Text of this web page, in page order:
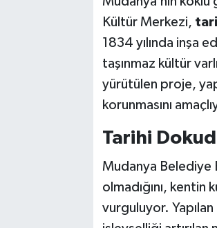
Kültür Merkezi,
1834 yılında inşa
taşınmaz kültür
yürütülen proje,
korunmasını
Tarihi
Mudanya Belediye
olmadığını, kentin
vurguluyor.